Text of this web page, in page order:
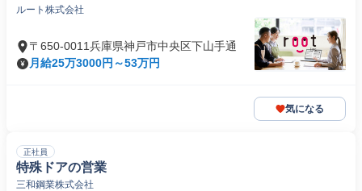
ルート株式会社
〒650-0011兵庫県神戸市中央区下山手通
月給25万3000円～53万円
気になる
正社員
特殊ドアの営業
三和鋼業株式会社